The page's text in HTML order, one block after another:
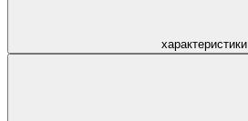
характеристики